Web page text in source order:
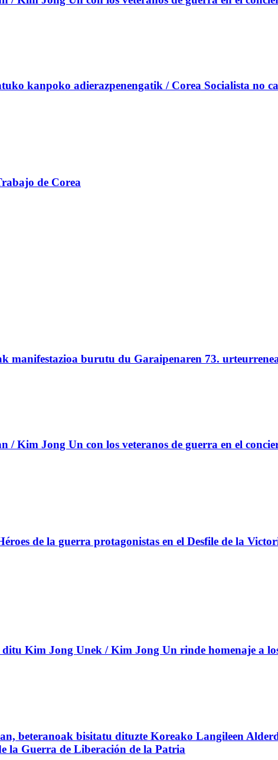
kanpoko adierazpenengatik / Corea Socialista no
de Corea
manifestazioa burutu du Garaipenaren 73.
Kim Jong Un con los veteranos de guerra en el
de la guerra protagonistas en el Desfile de la
Kim Jong Unek / Kim Jong Un rinde homenaje a
beteranoak bisitatu dituzte Koreako Langileen
la Guerra de Liberación de la Patria